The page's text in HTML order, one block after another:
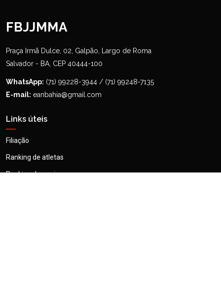
FBJJMMA
Praça Irmã Dulce, 02, Galpão, Largo de Roma
Salvador - BA, CEP 40444-100
WhatsApp: (71) 99228-3944 / (71) 99248-7135
E-mail: eanbahia@gmail.com
Links úteis
Filiação
Ranking de atletas
Ranking de equipes